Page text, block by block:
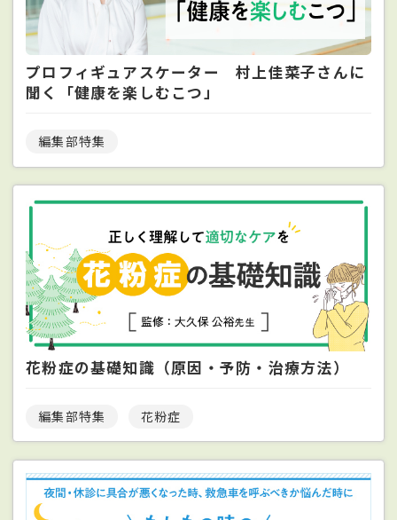
プロフィギュアスケーター 村上佳菜子さんに
聞く「健康を楽しむこつ」
編集部特集
花粉症の基礎知識（原因・予防・治療方法）
編集部特集 花粉症